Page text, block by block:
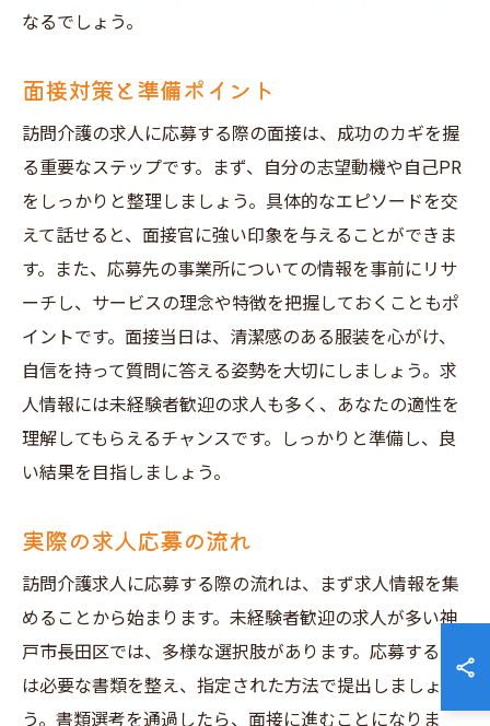
なるでしょう。
面接対策と準備ポイント
訪問介護の求人に応募する際の面接は、成功のカギを握
る重要なステップです。まず、自分の志望動機や自己PR
をしっかりと整理しましょう。具体的なエピソードを交
えて話せると、面接官に強い印象を与えることができま
す。また、応募先の事業所についての情報を事前にリサ
ーチし、サービスの理念や特徴を把握しておくこともポ
イントです。面接当日は、清潔感のある服装を心がけ、
自信を持って質問に答える姿勢を大切にしましょう。求
人情報には未経験者歓迎の求人も多く、あなたの適性を
理解してもらえるチャンスです。しっかりと準備し、良
い結果を目指しましょう。
実際の求人応募の流れ
訪問介護求人に応募する際の流れは、まず求人情報を集
めることから始まります。未経験者歓迎の求人が多い神
戸市長田区では、多様な選択肢があります。応募する際
は必要な書類を整え、指定された方法で提出しましょ
う。書類選考を通過したら、面接に進むことになりま